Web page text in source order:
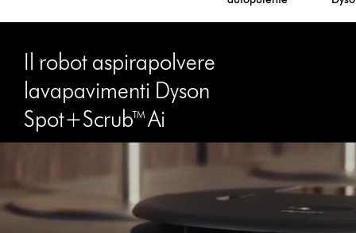
video
Il robot aspirapolvere
lavapavimenti Dyson
Spot+Scrub™ Ai